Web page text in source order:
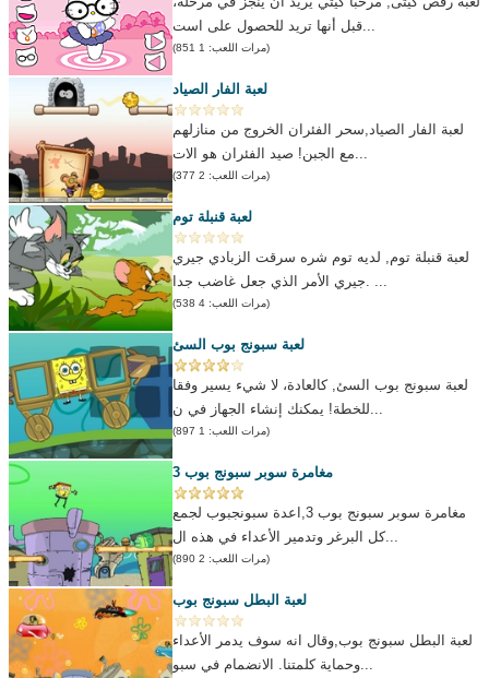
(مرات اللعب: 1 851)
لعبة الفار الصياد
لعبة الفار الصياد,سحر الفئران الخروج من منازلهم
(مرات اللعب: 2 377)
لعبة قنبلة توم
لعبة قنبلة توم, لديه توم شره سرقت الزبادي جيري
(مرات اللعب: 4 538)
لعبة سبونج بوب السئ
لعبة سبونج بوب السئ, كالعادة، لا شيء يسير وفقا
(مرات اللعب: 1 897)
مغامرة سوبر سبونج بوب 3
مغامرة سوبر سبونج بوب 3,اعدة سبونجبوب لجمع
كل البرغر وتدمير الأعداء في هذه ال...
(مرات اللعب: 2 890)
لعبة البطل سبونج بوب
لعبة البطل سبونج بوب,وقال انه سوف يدمر الأعداء